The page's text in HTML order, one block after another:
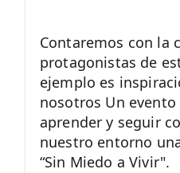
Contaremos con la
protagonistas de
ejemplo es
nosotros Un
aprender y seguir
nuestro entorno
“Sin Miedo a Vivir".